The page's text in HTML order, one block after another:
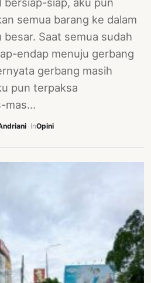
semua barang ke dalam
Saat semua sudah
endap menuju gerbang
gerbang masih
pun terpaksa
mas…
InOpini